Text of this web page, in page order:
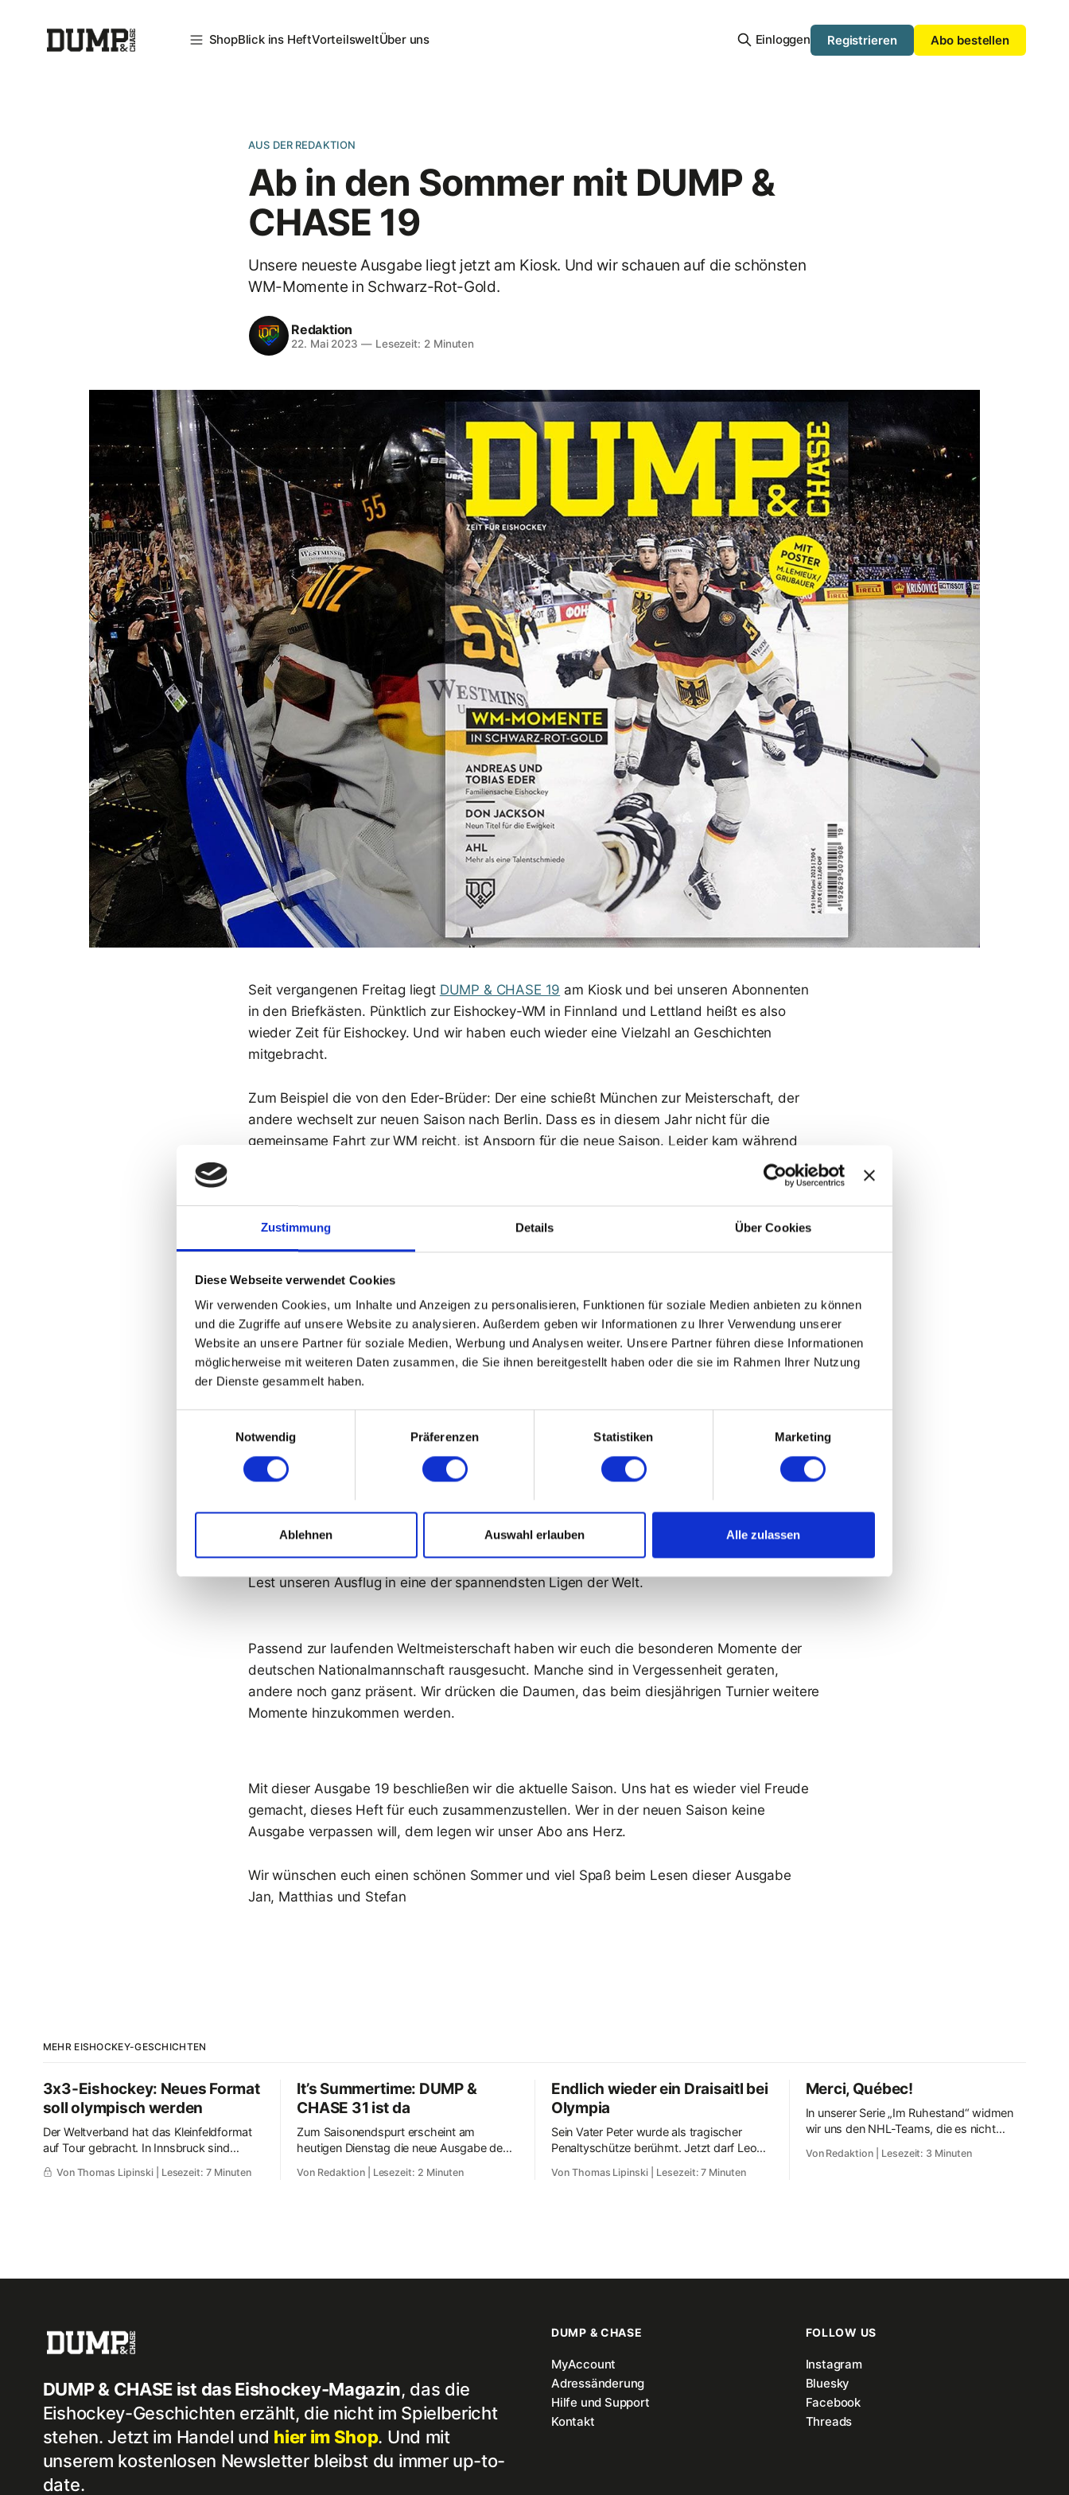
Zustimmung Details Über Cookies
Diese Webseite verwendet Cookies
Wir verwenden Cookies, um Inhalte und Anzeigen zu personalisieren, Funktionen für soziale Medien anbieten zu können
und die Zugriffe auf unsere Website zu analysieren. Außerdem geben wir Informationen zu Ihrer Verwendung unserer
Website an unsere Partner für soziale Medien, Werbung und Analysen weiter. Unsere Partner führen diese Informationen
möglicherweise mit weiteren Daten zusammen, die Sie ihnen bereitgestellt haben oder die sie im Rahmen Ihrer Nutzung
der Dienste gesammelt haben.
Notwendig
Präferenzen Statistiken Marketing
Ablehnen Auswahl erlauben Alle zulassen
ShopBlick ins HeftVorteilsweltÜber uns Einloggen Registrieren Abo bestellen
AUS DER REDAKTION
Ab in den Sommer mit DUMP &
CHASE 19
Unsere neueste Ausgabe liegt jetzt am Kiosk. Und wir schauen auf die schönsten
WM-Momente in Schwarz-Rot-Gold.
Redaktion
22. Mai 2023 —Lesezeit: 2 Minuten
Seit vergangenen Freitag liegt DUMP & CHASE 19 am Kiosk und bei unseren Abonnenten
in den Briefkästen. Pünktlich zur Eishockey-WM in Finnland und Lettland heißt es also
wieder Zeit für Eishockey. Und wir haben euch wieder eine Vielzahl an Geschichten
mitgebracht.
Zum Beispiel die von den Eder-Brüder: Der eine schießt München zur Meisterschaft, der
andere wechselt zur neuen Saison nach Berlin. Dass es in diesem Jahr nicht für die
gemeinsame Fahrt zur WM reicht, ist Ansporn für die neue Saison. Leider kam während
des Drucks dieser Ausgabe auch noch die Verletzung von Andreas Eder hinzu, so dass
Natürlich sprechen wir auch über den Abschied von Coach Don Jackson, der sich nach
seinem neunten DEL-Meistertitel in den Ruhestand geht. Zum Ende seiner Karriere wollen
wir noch mal den Menschen in den Mittelpunkt rücken. Und haben einen langjährigen
Wegbegleiter gefunden, der eine „Ode an Don Jackson“ verfasst hat.
Während die Playoffs in der Deutschland vorbei sind, laufen sie in der NHL noch. In diesem
Jahr aber wieder einmal ohne Rekord-Cup-Sieger Montréal. Anspruch und Wirklichkeit
liegen hier weit auseinander. Wir haben uns die Situation bei den Canadiens mal genauer
angesehen.
Und auch für die NHL-Farmteams geht es zurzeit um die Meisterschaft. Ein Blick in die
AHL zeigt, dass dort schon lange mehr als nur die zweite Garde der großen NHL spielt.
Und mit den Chicago Wolves will sich ein Team ganz von der großen NHL emanzipieren.
Lest unseren Ausflug in eine der spannendsten Ligen der Welt.
Passend zur laufenden Weltmeisterschaft haben wir euch die besonderen Momente der
deutschen Nationalmannschaft rausgesucht. Manche sind in Vergessenheit geraten,
andere noch ganz präsent. Wir drücken die Daumen, das beim diesjährigen Turnier weitere
Momente hinzukommen werden.
Mit dieser Ausgabe 19 beschließen wir die aktuelle Saison. Uns hat es wieder viel Freude
gemacht, dieses Heft für euch zusammenzustellen. Wer in der neuen Saison keine
Ausgabe verpassen will, dem legen wir unser Abo ans Herz.
Wir wünschen euch einen schönen Sommer und viel Spaß beim Lesen dieser Ausgabe
Jan, Matthias und Stefan
MEHR EISHOCKEY-GESCHICHTEN
3x3-Eishockey: Neues Format
soll olympisch werden
Der Weltverband hat das Kleinfeldformat
auf Tour gebracht. In Innsbruck sind
erstmals Teams aus sechs Ländern mit je
drei Feldspielern angetreten. Wie im
Von Thomas Lipinski | Lesezeit: 7 Minuten
It’s Summertime: DUMP &
CHASE 31 ist da
Zum Saisonendspurt erscheint am
heutigen Dienstag die neue Ausgabe des
Eishockey-Magazins. Auf 112 Seiten
warten wieder viele Eishockey-
Von Redaktion | Lesezeit: 2 Minuten
Endlich wieder ein Draisaitl bei
Olympia
Sein Vater Peter wurde als tragischer
Penaltyschütze berühmt. Jetzt darf Leon
Draisaitl nach langer Wartezeit endlich
auch auf der größten Sportbühne der Welt
Von Thomas Lipinski | Lesezeit: 7 Minuten
Merci, Québec!
In unserer Serie „Im Ruhestand“ widmen
wir uns den NHL-Teams, die es nicht
mehr gibt, an die wir uns gerne erinnern
und die heute noch von ihrer Fan-Base
Von Redaktion | Lesezeit: 3 Minuten
DUMP & CHASE ist das Eishockey-Magazin, das die
Eishockey-Geschichten erzählt, die nicht im Spielbericht
stehen. Jetzt im Handel und hier im Shop. Und mit
unserem kostenlosen Newsletter bleibst du immer up-to-
date.
DUMP & CHASE
MyAccount
Adressänderung
Hilfe und Support
Kontakt
FOLLOW US
Instagram
Bluesky
Facebook
Threads